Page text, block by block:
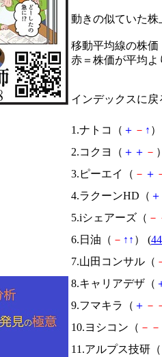
動きの似ていた
移動平均線の株価
赤＝株価が平均
インデックスに戻
1.ナトコ（ ＋ － ↑
2.コクヨ（ ＋ ＋ －
3.ピーエイ（ － ＋
4.ラクーンHD（ ＋
5.iシェアーズ（ －
6.日油（ － ↑ ↑ ） (
7.山田コンサル（
8.キャリアデザ（
9.フマキラ（ ＋ －
10.ヨシコン（ － －
11.アルプス技研（